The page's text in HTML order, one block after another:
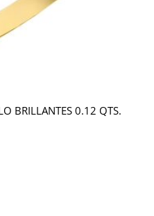
BRILLANTES 0.12 QTS.